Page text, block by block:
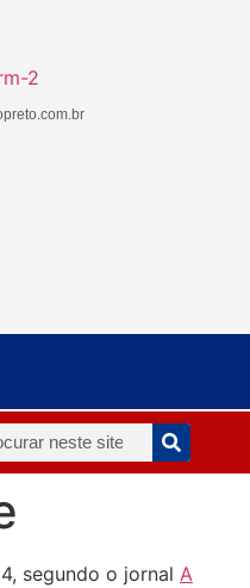
segundo o jornal A